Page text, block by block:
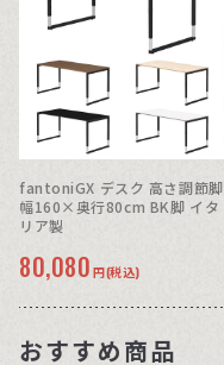
fantoniGX デスク 高さ調節脚
幅160×奥行80cm BK脚 イタ
リア製
80,080 円(税込)
おすすめ商品